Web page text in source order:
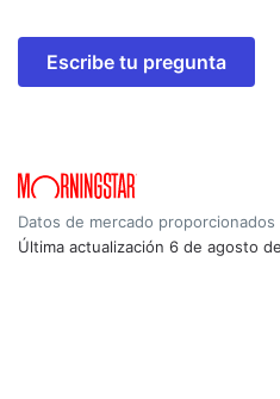
Escribe tu pregunta
Datos de mercado
Última actualización 6 de agosto